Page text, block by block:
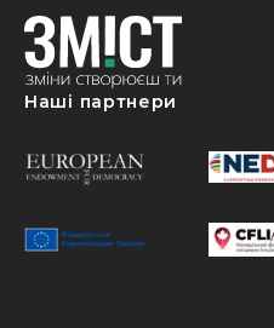
Наші партнери